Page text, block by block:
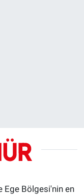
Ege Bölgesi'nin en